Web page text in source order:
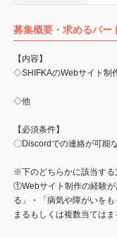
募集概要・求めるパー
【内容】
◇SHIFKAのWebサイト制
◇他
【必須条件】
〇Discordでの連絡が可能な
※下のどちらかに該当する
①Webサイト制作の経験が
る」・「病気や障がいを
まるもしくは複数当てはま